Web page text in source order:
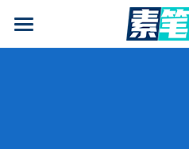
AI论文写作